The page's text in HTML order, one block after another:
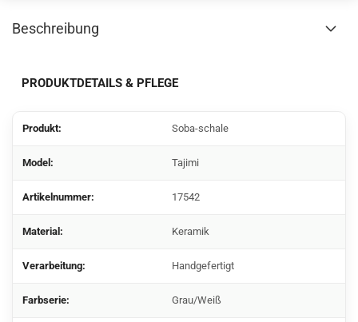
Beschreibung
PRODUKTDETAILS & PFLEGE
Produkt: Soba-schale
Model: Tajimi
Artikelnummer: 17542
Material: Keramik
Verarbeitung: Handgefertigt
Farbserie: Grau/Weiß